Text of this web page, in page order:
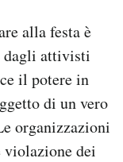
alla festa è
dagli attivisti
il potere in
di un vero
organizzazioni
violazione dei